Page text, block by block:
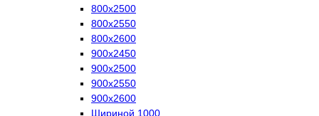
800х2500
800х2550
800х2600
900х2450
900х2500
900х2550
900х2600
Шириной 1000